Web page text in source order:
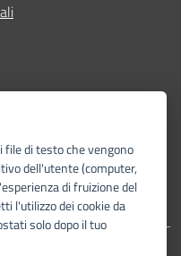
file di testo che vengono
dell'utente (computer,
di fruizione del
l'utilizzo dei cookie da
solo dopo il tuo